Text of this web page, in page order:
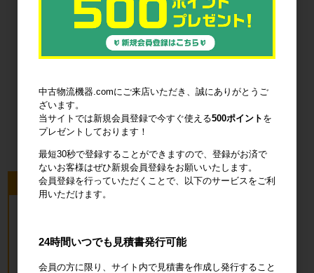
輸送用緩衝材 安全設備 建設土木資材
オフィス用
品・衛生用品
今回のピックアップ商品
中古物流機器.comにご来店いただき、誠にありがとうご
ざいます。
当サイトでは新規会員登録で今すぐ使える500ポイント を
プレゼントしております！
最短30秒で登録することができますので、登録がお済で
ないお客様はぜひ新規会員登録をお願いいたします。
会員登録を行っていただくことで、以下のサービスをご利
用いただけます。
24時間いつでも見積書発行可能
会員の方に限り、サイト内で見積書を作成し発行すること